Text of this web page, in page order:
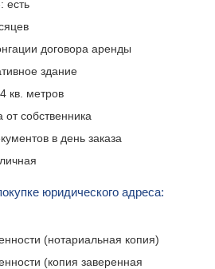
есть
договора аренды
здание
кв. метров
собственника
в день заказа
юридического адреса:
(нотариальная копия)
(копия заверенная